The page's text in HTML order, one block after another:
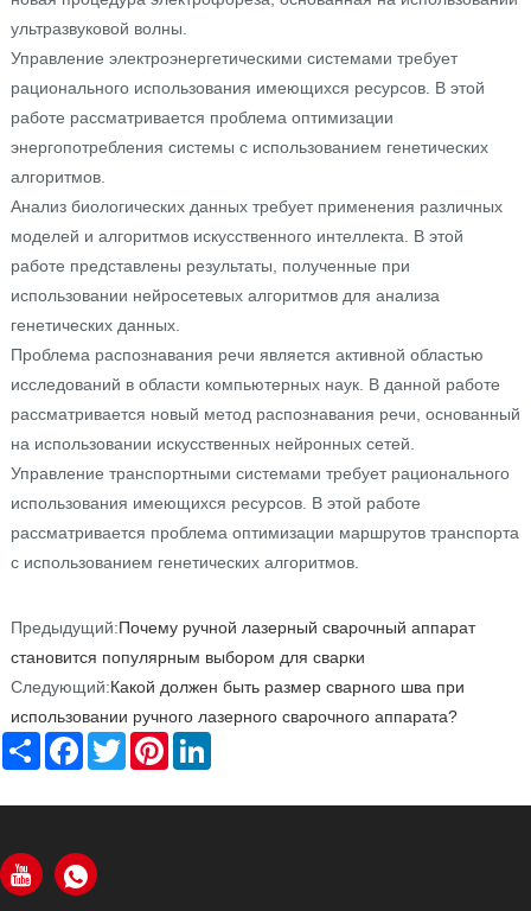
ультразвуковой волны.
Управление электроэнергетическими системами требует
рационального использования имеющихся ресурсов. В этой
работе рассматривается проблема оптимизации
энергопотребления системы с использованием генетических
алгоритмов.
Анализ биологических данных требует применения различных
моделей и алгоритмов искусственного интеллекта. В этой
работе представлены результаты, полученные при
использовании нейросетевых алгоритмов для анализа
генетических данных.
Проблема распознавания речи является активной областью
исследований в области компьютерных наук. В данной работе
рассматривается новый метод распознавания речи, основанный
на использовании искусственных нейронных сетей.
Управление транспортными системами требует рационального
использования имеющихся ресурсов. В этой работе
рассматривается проблема оптимизации маршрутов транспорта
с использованием генетических алгоритмов.
Предыдущий:Почему ручной лазерный сварочный аппарат
становится популярным выбором для сварки
Следующий:Какой должен быть размер сварного шва при
использовании ручного лазерного сварочного аппарата?
Share Facebook
TwitterPinterest